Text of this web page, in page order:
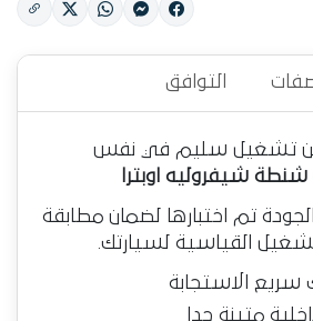
التوافق
تشغيل سليم في نفس
شنطة شيفروليه اوبترا
تم اختبارها لضمان مطابقة
القياسية لسيارتك.
سريع الاستجابة
متينة جدا